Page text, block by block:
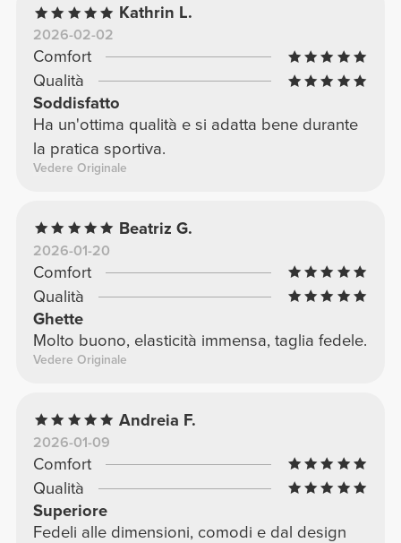
Kathrin L.
2026-02-02
Comfort
Qualità
Soddisfatto
Ha un'ottima qualità e si adatta bene durante
la pratica sportiva.
Vedere Originale
Beatriz G.
2026-01-20
Comfort
Qualità
Ghette
Molto buono, elasticità immensa, taglia fedele.
Vedere Originale
Andreia F.
2026-01-09
Comfort
Qualità
Superiore
Fedeli alle dimensioni, comodi e dal design